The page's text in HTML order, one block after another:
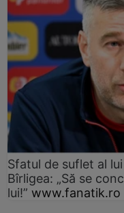
Sfatul de suflet al
Bîrligea: „Să se
lui!” www.fanatik.ro